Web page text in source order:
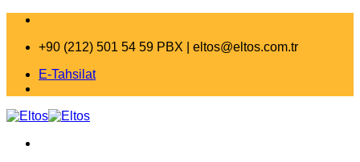
İçeriğe
+90 (212) 501 54 59 PBX | eltos@eltos.com.tr
E-Tahsilat